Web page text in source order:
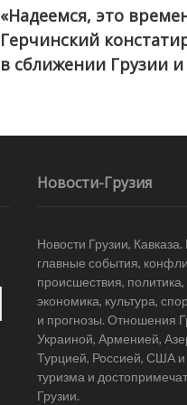
«Надеемся, это
Герчинский
в сближении Грузии и
Новости-Грузия
Новости Грузии,
главные события,
происшествия, политика,
экономика, культура,
и прогнозы. Отношения
Украиной, Арменией,
Турцией, Россией, США
туризма и
Грузии.